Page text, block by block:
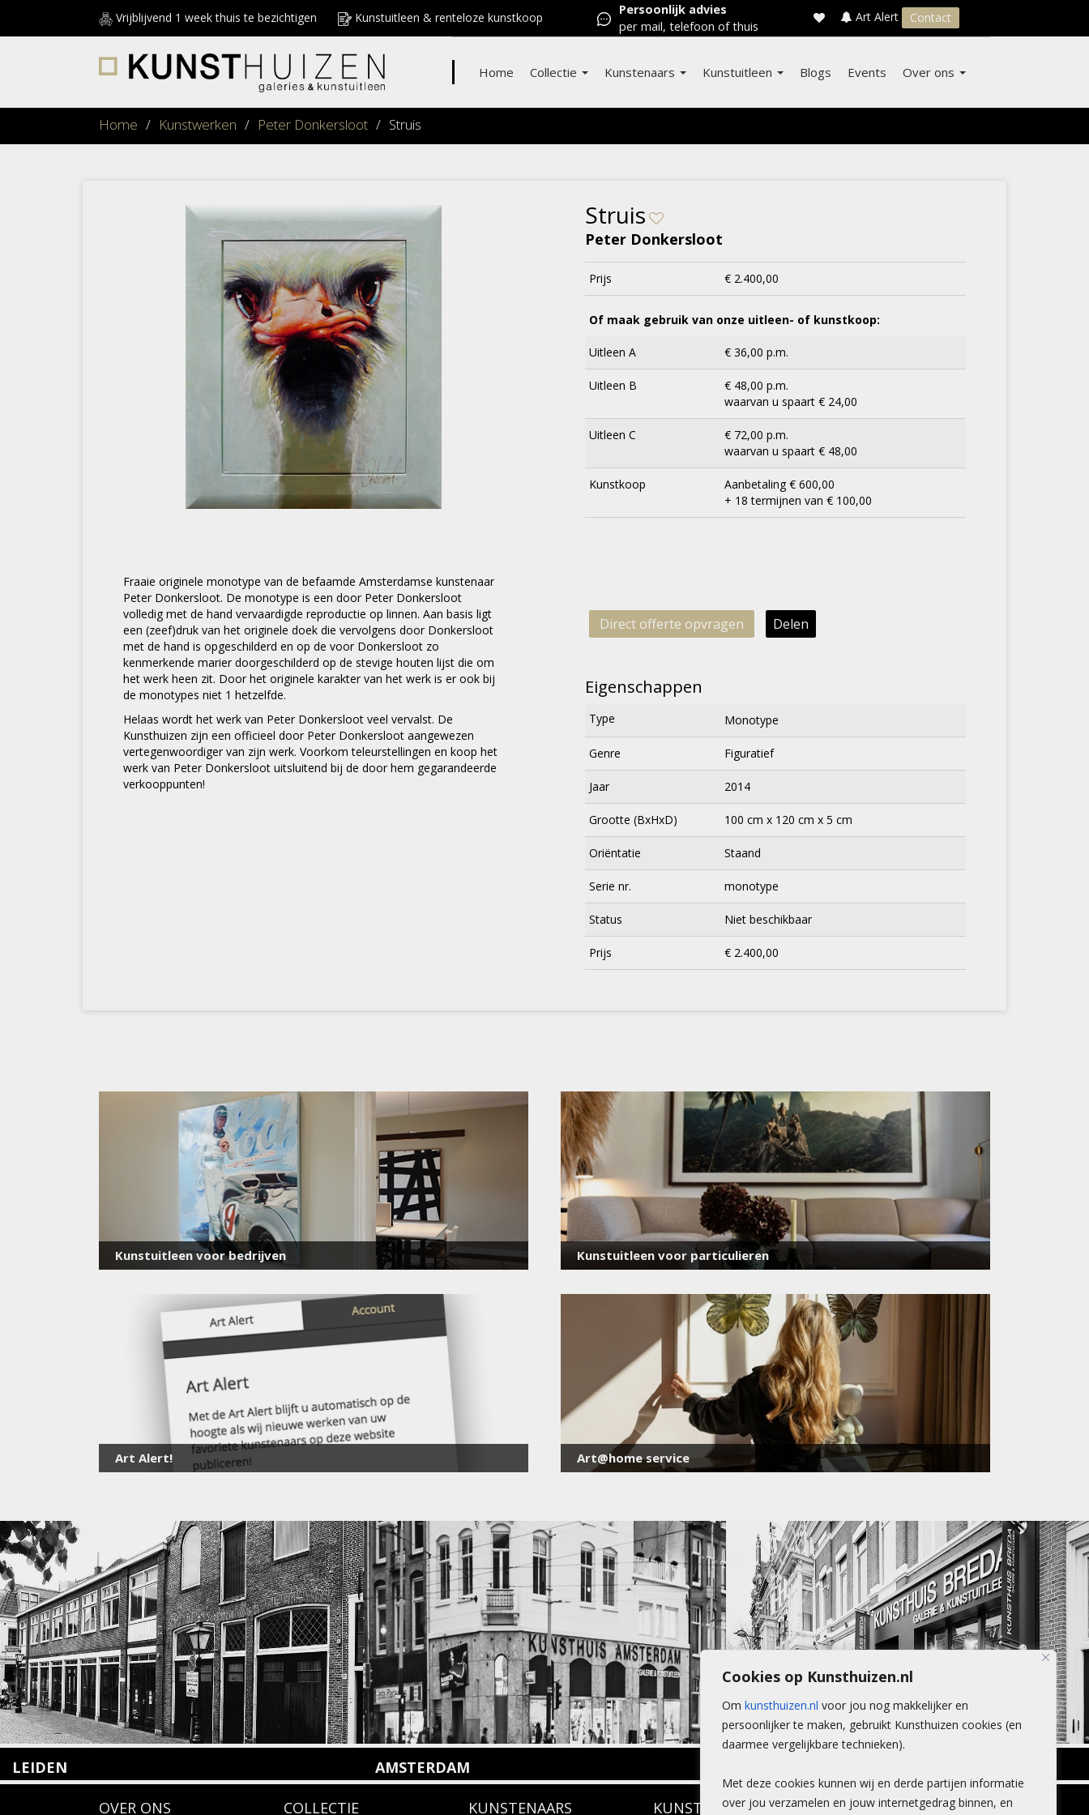
Cookies op Kunsthuizen.nl
Om kunsthuizen.nl voor jou nog makkelijker en
persoonlijker te maken, gebruikt Kunsthuizen cookies (en
daarmee vergelijkbare technieken).
Met deze cookies kunnen wij en derde partijen informatie
over jou verzamelen en jouw internetgedrag binnen, en
Vrijblijvend 1 week thuis te bezichtigen Kunstuitleen & renteloze kunstkoop
Persoonlijk advies
per mail, telefoon of thuis
Art Alert Contact
Home Collectie Kunstenaars Kunstuitleen Blogs Events Over ons
Home / Kunstwerken / Peter Donkersloot / Struis
Fraaie originele monotype van de befaamde Amsterdamse kunstenaar
Peter Donkersloot. De monotype is een door Peter Donkersloot
volledig met de hand vervaardigde reproductie op linnen. Aan basis ligt
een (zeef)druk van het originele doek die vervolgens door Donkersloot
met de hand is opgeschilderd en op de voor Donkersloot zo
kenmerkende marier doorgeschilderd op de stevige houten lijst die om
het werk heen zit. Door het originele karakter van het werk is er ook bij
de monotypes niet 1 hetzelfde.
Helaas wordt het werk van Peter Donkersloot veel vervalst. De
Kunsthuizen zijn een officieel door Peter Donkersloot aangewezen
vertegenwoordiger van zijn werk. Voorkom teleurstellingen en koop het
werk van Peter Donkersloot uitsluitend bij de door hem gegarandeerde
verkooppunten!
Struis
Peter Donkersloot
Prijs € 2.400,00
Of maak gebruik van onze uitleen- of kunstkoop:
Uitleen A € 36,00 p.m.
Uitleen B
€ 48,00 p.m.
waarvan u spaart € 24,00
Uitleen C
€ 72,00 p.m.
waarvan u spaart € 48,00
Kunstkoop
Aanbetaling € 600,00
+ 18 termijnen van € 100,00
Direct offerte opvragen Delen
Eigenschappen
Type Monotype
Genre Figuratief
Jaar 2014
Grootte (BxHxD) 100 cm x 120 cm x 5 cm
Oriëntatie Staand
Serie nr. monotype
Status Niet beschikbaar
Prijs € 2.400,00
Kunstuitleen voor bedrijven Kunstuitleen voor particulieren
Art Alert! Art@home service
LEIDEN AMSTERDAM
1075 VX Amsterdam
Wilhelminastraat 11
4818 SB Breda
OVER ONS COLLECTIE KUNSTENAARS KUNSTUITLEEN CONTACT
voor onze nieuwsbrief
E-
mailadres
×